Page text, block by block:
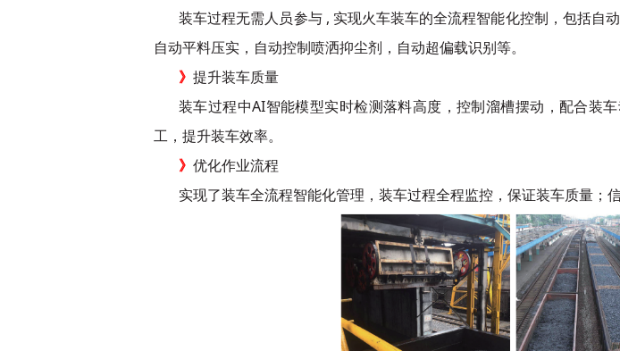
装车过程无需人员参与 , 实现火车装车的全流程智能化控制，包括自
自动平料压实，自动控制喷洒抑尘剂，自动超偏载识别等。
》 提升装车质量
装车过程中AI智能模型实时检测落料高度，控制溜槽摆动，配合装
工，提升装车效率。
》 优化作业流程
实现了装车全流程智能化管理，装车过程全程监控，保证装车质量；